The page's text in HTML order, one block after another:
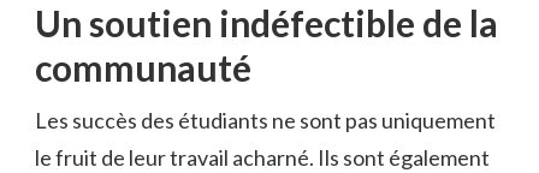
Un soutien indéfectible de la
communauté
Les succès des étudiants ne sont pas uniquement
le fruit de leur travail acharné. Ils sont également